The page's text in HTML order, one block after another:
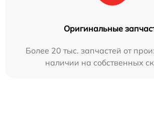
Оригинальные
Более 20 тыс. запчастей от
наличии на собственных